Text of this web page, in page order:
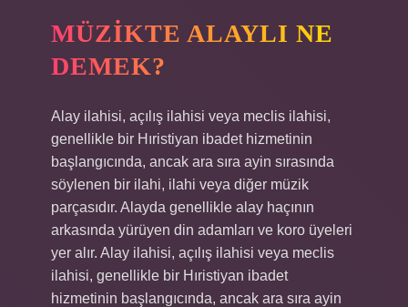
MÜZIKTE ALAYLI NE
DEMEK?
Alay ilahisi, açılış ilahisi veya meclis ilahisi,
genellikle bir Hıristiyan ibadet hizmetinin
başlangıcında, ancak ara sıra ayin sırasında
söylenen bir ilahi, ilahi veya diğer müzik
parçasıdır. Alayda genellikle alay haçının
arkasında yürüyen din adamları ve koro üyeleri
yer alır. Alay ilahisi, açılış ilahisi veya meclis
ilahisi, genellikle bir Hıristiyan ibadet
hizmetinin başlangıcında, ancak ara sıra ayin